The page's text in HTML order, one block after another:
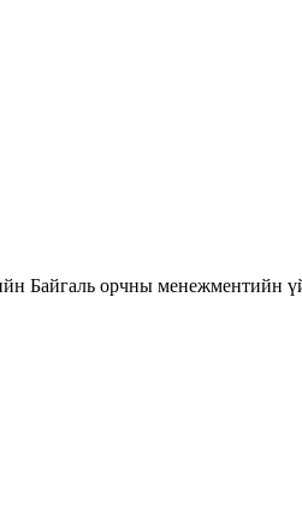
орчны менежментийн